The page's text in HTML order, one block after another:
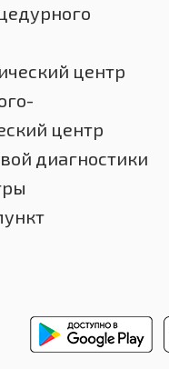
центр
центр
диагностики